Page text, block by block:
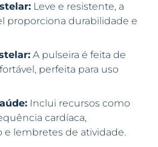
Leve e resistente, a
proporciona durabilidade e
A pulseira é feita de
perfeita para uso
Inclui recursos como
cardíaca,
e lembretes de atividade.